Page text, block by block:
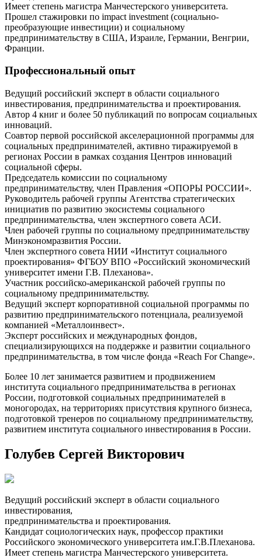
Имеет степень магистра Манчестерского университета.
Прошел стажировки по impact investment (социально-
преобразующие инвестиции) и социальному
предпринимательству в США, Израиле, Германии, Венгрии,
Франции.
Профессиональный опыт
Ведущий российский эксперт в области социального
инвестирования, предпринимательства и проектирования.
Автор 4 книг и более 50 публикаций по вопросам социальных
инноваций.
Соавтор первой российской акселерационной программы для
социальных предпринимателей, активно тиражируемой в
регионах России в рамках создания Центров инноваций
социальной сферы.
Председатель комиссии по социальному
предпринимательству, член Правления «ОПОРЫ РОССИИ».
Руководитель рабочей группы Агентства стратегических
инициатив по развитию экосистемы социального
предпринимательства, член экспертного совета АСИ.
Член рабочей группы по социальному предпринимательству
Минэкономразвития России.
Член экспертного совета НИИ «Институт социального
проектирования» ФГБОУ ВПО «Российский экономический
университет имени Г.В. Плеханова».
Участник российско-американской рабочей группы по
социальному предпринимательству.
Ведущий эксперт корпоративной социальной программы по
развитию предпринимательского потенциала, реализуемой
компанией «Металлоинвест».
Эксперт российских и международных фондов,
специализирующихся на поддержке и развитии социального
предпринимательства, в том числе фонда «Reach For Change».
Более 10 лет занимается развитием и продвижением
института социального предпринимательства в регионах
России, подготовкой социальных предпринимателей в
моногородах, на территориях присутствия крупного бизнеса,
подготовкой тренеров по социальному предпринимательству,
развитием института социального инвестирования в России.
Голубев Сергей Викторович
Ведущий российский эксперт в области социального
инвестирования,
предпринимательства и проектирования.
Кандидат социологических наук, профессор практики
Российского экономического университета им.Г.В.Плеханова.
Имеет степень магистра Манчестерского университета.